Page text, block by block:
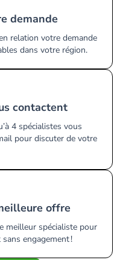
demande
relation votre demande
dans votre région.
contactent
4 spécialistes vous
pour discuter de votre
offre
meilleur spécialiste pour
engagement !